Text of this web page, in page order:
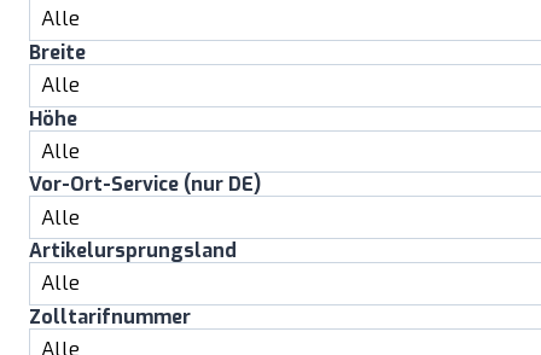
Breite
Höhe
Vor-Ort-Service (nur DE)
Artikelursprungsland
Zolltarifnummer